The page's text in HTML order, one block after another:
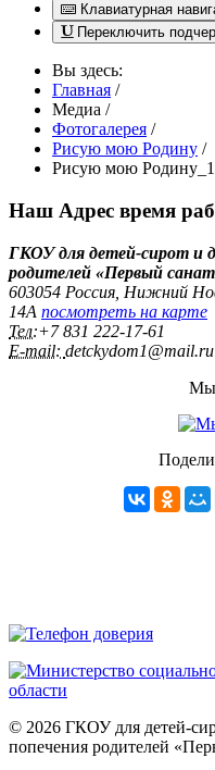
Клавиатурная
Переключить
Вы здесь:
Главная /
Медиа /
Фотогалерея /
Рисую мою Родину /
Рисую мою
Наш Адрес время
ГКОУ для детей-сирот и
родителей «Первый
603054 Россия, Нижний
14А посмотреть на карте
Тел:+7 831 222‑17-61
E-mail: detckydom1@mail.ru
Мы
© 2026 ГКОУ для детей-
попечения родителей